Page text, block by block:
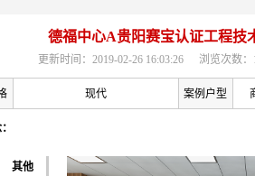
德福中心A贵阳赛宝认证工程技
更新时间：2019-02-26 16:03:26 浏览次数：
现代 案例户型
其他